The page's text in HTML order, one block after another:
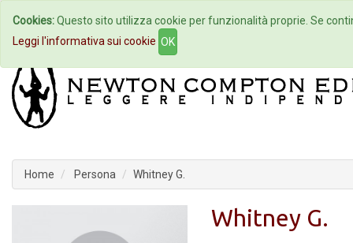
Home Autori Eventi
Home Persona Whitney G.
Whitney G.
Cookies:Questo sito utilizza cookie per funzionalità proprie. Se
Leggi l'informativa sui cookie OK